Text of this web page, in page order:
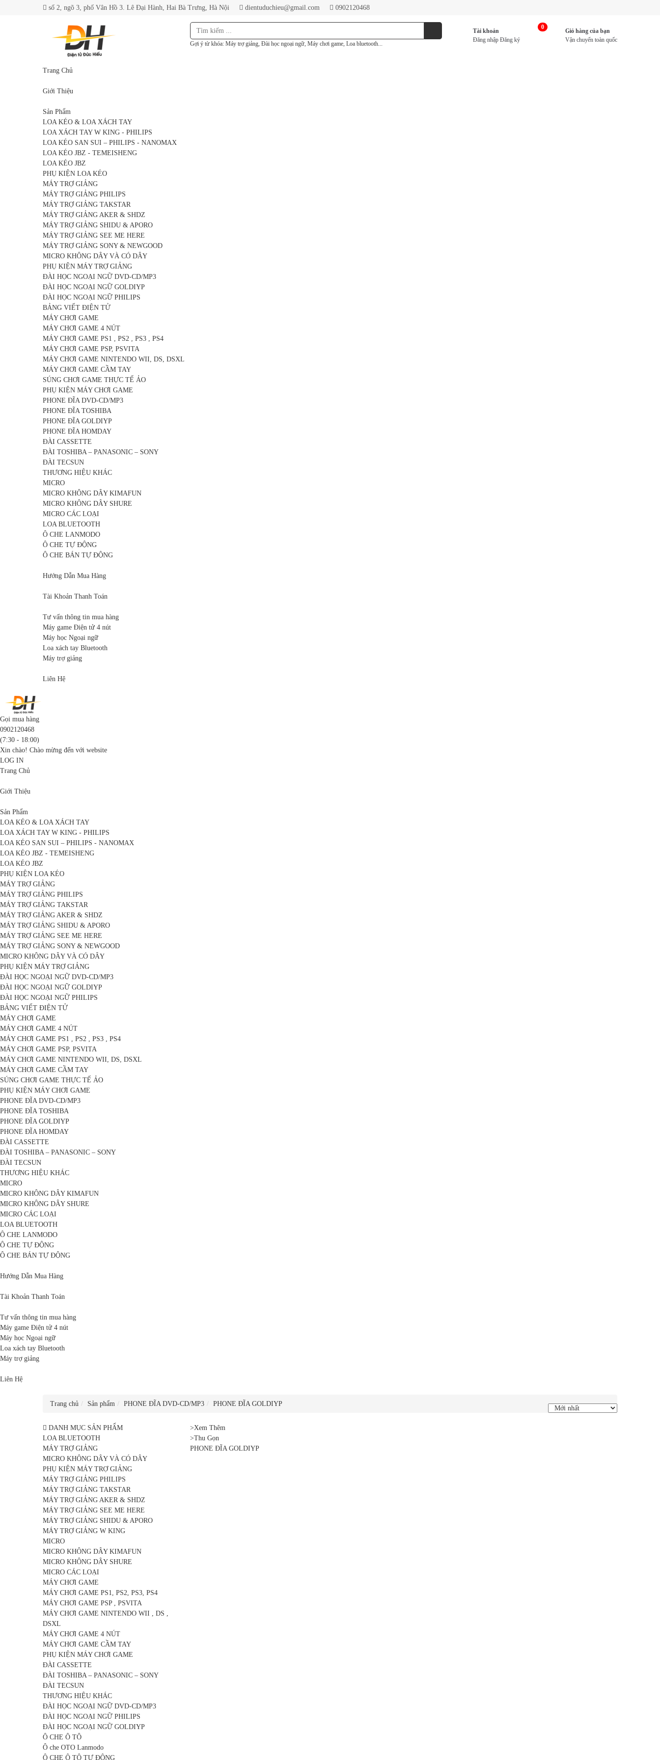
số 2, ngõ 3, phố Vân Hồ 3. Lê Đại Hành, Hai Bà Trưng, Hà Nội dientuduchieu@gmail.com 0902120468
Gợi ý từ khóa: Máy trợ giảng, Đài học ngoại ngữ, Máy chơi game, Loa bluetooth...
Tài khoản
Đăng nhập Đăng ký
0
Giỏ hàng của bạn
Vận chuyển toàn quốc
Trang Chủ
Giới Thiệu
Sản Phẩm
LOA KÉO & LOA XÁCH TAY
LOA XÁCH TAY W KING - PHILIPS
LOA KÉO SAN SUI – PHILIPS - NANOMAX
LOA KÉO JBZ - TEMEISHENG
LOA KÉO JBZ
PHỤ KIỆN LOA KÉO
MÁY TRỢ GIẢNG
MÁY TRỢ GIẢNG PHILIPS
MÁY TRỢ GIẢNG TAKSTAR
MÁY TRỢ GIẢNG AKER & SHDZ
MÁY TRỢ GIẢNG SHIDU & APORO
MÁY TRỢ GIẢNG SEE ME HERE
MÁY TRỢ GIẢNG SONY & NEWGOOD
MICRO KHÔNG DÂY VÀ CÓ DÂY
PHỤ KIỆN MÁY TRỢ GIẢNG
ĐÀI HỌC NGOẠI NGỮ DVD-CD/MP3
ĐÀI HỌC NGOẠI NGỮ GOLDIYP
ĐÀI HỌC NGOẠI NGỮ PHILIPS
BẢNG VIẾT ĐIỆN TỬ
MÁY CHƠI GAME
MÁY CHƠI GAME 4 NÚT
MÁY CHƠI GAME PS1 , PS2 , PS3 , PS4
MÁY CHƠI GAME PSP, PSVITA
MÁY CHƠI GAME NINTENDO WII, DS, DSXL
MÁY CHƠI GAME CẦM TAY
SÚNG CHƠI GAME THỰC TẾ ẢO
PHỤ KIỆN MÁY CHƠI GAME
PHONE ĐĨA DVD-CD/MP3
PHONE ĐĨA TOSHIBA
PHONE ĐĨA GOLDIYP
PHONE ĐĨA HOMDAY
ĐÀI CASSETTE
ĐÀI TOSHIBA – PANASONIC – SONY
ĐÀI TECSUN
THƯƠNG HIỆU KHÁC
MICRO
MICRO KHÔNG DÂY KIMAFUN
MICRO KHÔNG DÂY SHURE
MICRO CÁC LOẠI
LOA BLUETOOTH
Ô CHE LANMODO
Ô CHE TỰ ĐỘNG
Ô CHE BÁN TỰ ĐỘNG
Hướng Dẫn Mua Hàng
Tài Khoản Thanh Toán
Tư vấn thông tin mua hàng
Máy game Điện tử 4 nút
Máy học Ngoại ngữ
Loa xách tay Bluetooth
Máy trợ giảng
Liên Hệ
Gọi mua hàng
0902120468
(7:30 - 18:00)
Xin chào! Chào mừng đến với website
LOG IN
Trang Chủ
Giới Thiệu
Sản Phẩm
LOA KÉO & LOA XÁCH TAY
LOA XÁCH TAY W KING - PHILIPS
LOA KÉO SAN SUI – PHILIPS - NANOMAX
LOA KÉO JBZ - TEMEISHENG
LOA KÉO JBZ
PHỤ KIỆN LOA KÉO
MÁY TRỢ GIẢNG
MÁY TRỢ GIẢNG PHILIPS
MÁY TRỢ GIẢNG TAKSTAR
MÁY TRỢ GIẢNG AKER & SHDZ
MÁY TRỢ GIẢNG SHIDU & APORO
MÁY TRỢ GIẢNG SEE ME HERE
MÁY TRỢ GIẢNG SONY & NEWGOOD
MICRO KHÔNG DÂY VÀ CÓ DÂY
PHỤ KIỆN MÁY TRỢ GIẢNG
ĐÀI HỌC NGOẠI NGỮ DVD-CD/MP3
ĐÀI HỌC NGOẠI NGỮ GOLDIYP
ĐÀI HỌC NGOẠI NGỮ PHILIPS
BẢNG VIẾT ĐIỆN TỬ
MÁY CHƠI GAME
MÁY CHƠI GAME 4 NÚT
MÁY CHƠI GAME PS1 , PS2 , PS3 , PS4
MÁY CHƠI GAME PSP, PSVITA
MÁY CHƠI GAME NINTENDO WII, DS, DSXL
MÁY CHƠI GAME CẦM TAY
SÚNG CHƠI GAME THỰC TẾ ẢO
PHỤ KIỆN MÁY CHƠI GAME
PHONE ĐĨA DVD-CD/MP3
PHONE ĐĨA TOSHIBA
PHONE ĐĨA GOLDIYP
PHONE ĐĨA HOMDAY
ĐÀI CASSETTE
ĐÀI TOSHIBA – PANASONIC – SONY
ĐÀI TECSUN
THƯƠNG HIỆU KHÁC
MICRO
MICRO KHÔNG DÂY KIMAFUN
MICRO KHÔNG DÂY SHURE
MICRO CÁC LOẠI
LOA BLUETOOTH
Ô CHE LANMODO
Ô CHE TỰ ĐỘNG
Ô CHE BÁN TỰ ĐỘNG
Hướng Dẫn Mua Hàng
Tài Khoản Thanh Toán
Tư vấn thông tin mua hàng
Máy game Điện tử 4 nút
Máy học Ngoại ngữ
Loa xách tay Bluetooth
Máy trợ giảng
Liên Hệ
Trang chủ Sản phẩm PHONE ĐĨA DVD-CD/MP3 PHONE ĐĨA GOLDIYP
>Xem Thêm
>Thu Gọn
PHONE ĐĨA GOLDIYP
DANH MỤC SẢN PHẨM
LOA BLUETOOTH
MÁY TRỢ GIẢNG
MICRO KHÔNG DÂY VÀ CÓ DÂY
PHỤ KIỆN MÁY TRỢ GIẢNG
MÁY TRỢ GIẢNG PHILIPS
MÁY TRỢ GIẢNG TAKSTAR
MÁY TRỢ GIẢNG AKER & SHDZ
MÁY TRỢ GIẢNG SEE ME HERE
MÁY TRỢ GIẢNG SHIDU & APORO
MÁY TRỢ GIẢNG W KING
MICRO
MICRO KHÔNG DÂY KIMAFUN
MICRO KHÔNG DÂY SHURE
MICRO CÁC LOẠI
MÁY CHƠI GAME
MÁY CHƠI GAME PS1, PS2, PS3, PS4
MÁY CHƠI GAME PSP , PSVITA
MÁY CHƠI GAME NINTENDO WII , DS ,
DSXL
MÁY CHƠI GAME 4 NÚT
MÁY CHƠI GAME CẦM TAY
PHỤ KIỆN MÁY CHƠI GAME
ĐÀI CASSETTE
ĐÀI TOSHIBA – PANASONIC – SONY
ĐÀI TECSUN
THƯƠNG HIỆU KHÁC
ĐÀI HỌC NGOẠI NGỮ DVD-CD/MP3
ĐÀI HỌC NGOẠI NGỮ PHILIPS
ĐÀI HỌC NGOẠI NGỮ GOLDIYP
Ô CHE Ô TÔ
Ô che OTO Lanmodo
Ô CHE Ô TÔ TỰ ĐỘNG